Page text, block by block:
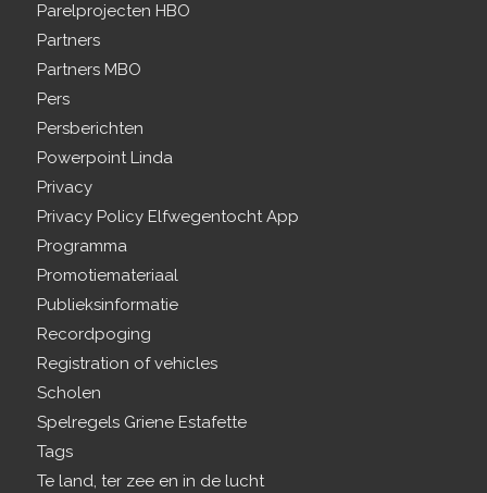
Parelprojecten HBO
Partners
Partners MBO
Pers
Persberichten
Powerpoint Linda
Privacy
Privacy Policy Elfwegentocht App
Programma
Promotiemateriaal
Publieksinformatie
Recordpoging
Registration of vehicles
Scholen
Spelregels Griene Estafette
Tags
Te land, ter zee en in de lucht